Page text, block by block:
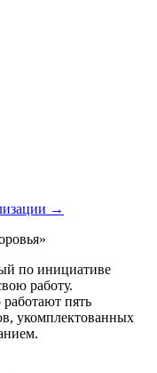
→
по инициативе
работу.
пять
укомплектованных